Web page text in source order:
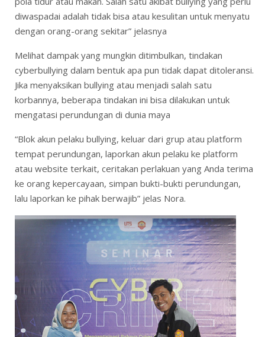
diwaspadai adalah tidak bisa atau kesulitan untuk menyatu
dengan orang-orang sekitar” jelasnya
cyberbullying dalam bentuk apa pun tidak dapat ditoleransi.
Jika menyaksikan bullying atau menjadi salah satu
korbannya, beberapa tindakan ini bisa dilakukan untuk
mengatasi perundungan di dunia maya
tempat perundungan, laporkan akun pelaku ke platform
atau website terkait, ceritakan perlakuan yang Anda terima
ke orang kepercayaan, simpan bukti-bukti perundungan,
lalu laporkan ke pihak berwajib” jelas Nora.